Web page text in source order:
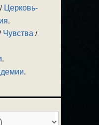
/ Церковь-
.
Чувства /
.
.